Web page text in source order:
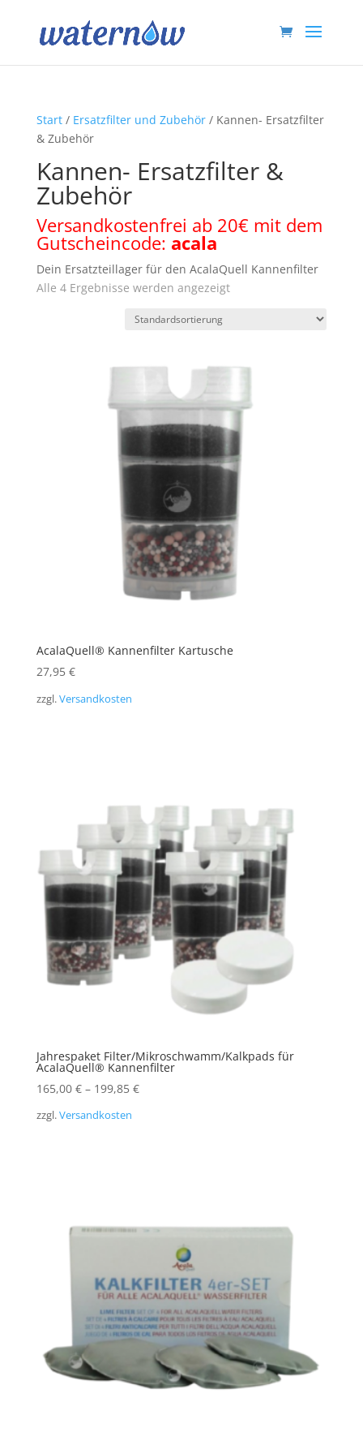
Start/ Ersatzfilter und Zubehör/ Kannen- Ersatzfilter
& Zubehör
Kannen- Ersatzfilter &
Zubehör
Versandkostenfrei ab 20€ mit dem
Gutscheincode: acala
Dein Ersatzteillager für den AcalaQuell Kannenfilter
Alle 4 Ergebnisse werden angezeigt
AcalaQuell® Kannenfilter Kartusche
27,95 €
zzgl.Versandkosten
Jahrespaket Filter/Mikroschwamm/Kalkpads für
AcalaQuell® Kannenfilter
165,00 €– 199,85 €
zzgl.Versandkosten